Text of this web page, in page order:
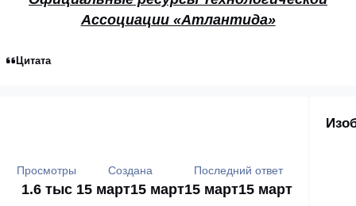
Ассоциации «Атлантида»
Цитата
Просмотры
1.6 тыс
Создана
15 март15 март
Последний ответ
15 март15 март